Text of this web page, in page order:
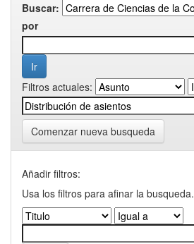
Buscar:
por
Filtros actuales:
Comenzar nueva busqueda
Añadir filtros:
Usa los filtros para afinar la busqueda.